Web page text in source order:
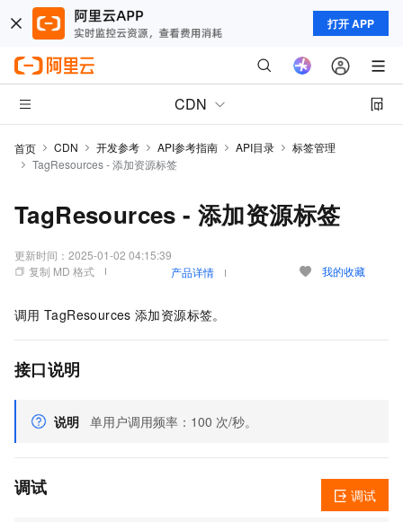
打开 APP
CDN
首页 CDN 开发参考 API参考指南 API目录
标签管理
TagResources - 添加资源标签
TagResources - 添加资源标签
更新时间： 2025-01-02 04:15:39
复制 MD 格式
产品详情 我的收藏
调用 TagResources 添加资源标签。
接口说明
说明 单用户调用频率：100 次/秒。
调试 调试